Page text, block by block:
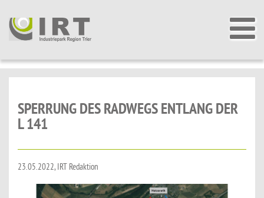
SPERRUNG DES RADWEGS ENTLANG DER
L 141
23.05.2022, IRT Redaktion